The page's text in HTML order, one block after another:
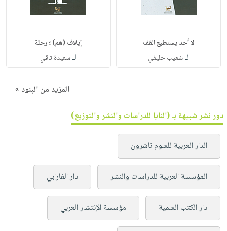
لا أحد يستطيع القف
لـشعيب حليفي
إيلاف (هم) ؛ رحلة
لـسعيدة تاقي
المزيد من البنود »
دور نشر شبيهة بـ (النايا للدراسات والنشر والتوزيع)
الدار العربية للعلوم ناشرون
المؤسسة العربية للدراسات والنشر دار الفارابي
دار الكتب العلمية مؤسسة الإنتشار العربي